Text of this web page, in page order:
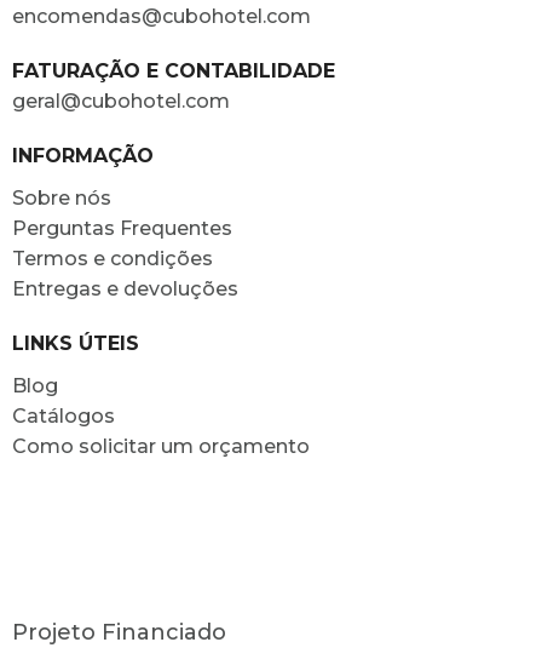
encomendas@cubohotel.com
FATURAÇÃO E CONTABILIDADE
geral@cubohotel.com
INFORMAÇÃO
Sobre nós
Perguntas Frequentes
Termos e condições
Entregas e devoluções
LINKS ÚTEIS
Blog
Catálogos
Como solicitar um orçamento
Projeto Financiado